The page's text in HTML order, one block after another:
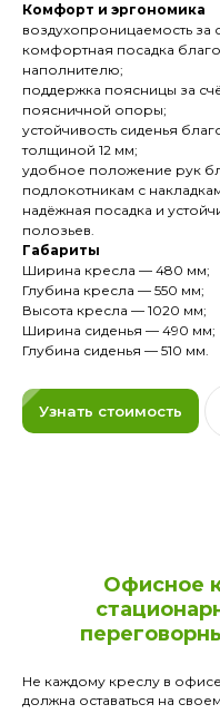
Комфорт и эргономика
воздухопроницаемость за
комфортная посадка
наполнителю;
поддержка поясницы за
поясничной опоры;
устойчивость сиденья
толщиной 12 мм;
удобное положение рук
подлокотникам с
надёжная посадка и
полозьев.
Габариты
Ширина кресла — 480 мм;
Глубина кресла — 550 мм;
Высота кресла — 1020 мм;
Ширина сиденья — 490 мм;
Глубина сиденья — 510 мм.
Узнать стоимость
Офисное
Не каждому креслу в
должна оставаться на